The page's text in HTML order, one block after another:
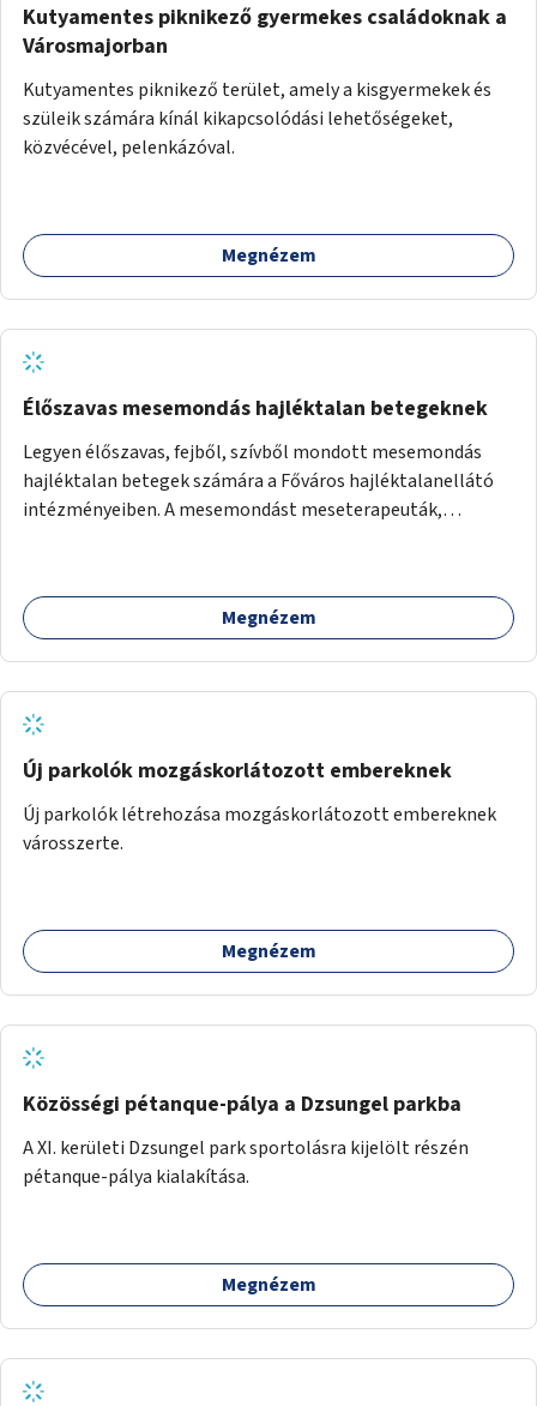
Kutyamentes piknikező gyermekes családoknak a
Városmajorban
Kutyamentes piknikező terület, amely a kisgyermekek és
szüleik számára kínál kikapcsolódási lehetőségeket,
közvécével, pelenkázóval.
Megnézem
Élőszavas mesemondás hajléktalan betegeknek
Legyen élőszavas, fejből, szívből mondott mesemondás
hajléktalan betegek számára a Főváros hajléktalanellátó
intézményeiben. A mesemondást meseterapeuták,
Megnézem
Új parkolók mozgáskorlátozott embereknek
Új parkolók létrehozása mozgáskorlátozott embereknek
városszerte.
Megnézem
Közösségi pétanque-pálya a Dzsungel parkba
A XI. kerületi Dzsungel park sportolásra kijelölt részén
pétanque-pálya kialakítása.
Megnézem